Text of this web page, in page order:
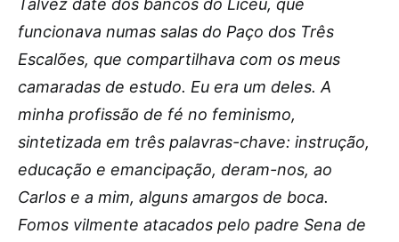
Talvez date dos bancos do Liceu, que
funcionava numas salas do Paço dos Três
Escalões, que compartilhava com os meus
camaradas de estudo. Eu era um deles. A
minha profissão de fé no feminismo,
sintetizada em três palavras-chave: instrução,
educação e emancipação, deram-nos, ao
Carlos e a mim, alguns amargos de boca.
Fomos vilmente atacados pelo padre Sena de